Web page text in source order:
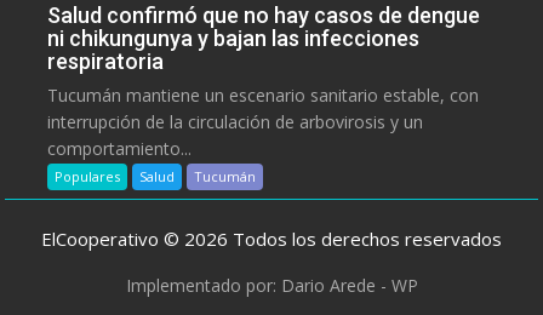
Salud confirmó que no hay casos de dengue
ni chikungunya y bajan las infecciones
respiratoria
Tucumán mantiene un escenario sanitario estable, con
interrupción de la circulación de arbovirosis y un
comportamiento...
Populares Salud Tucumán
ElCooperativo © 2026 Todos los derechos reservados